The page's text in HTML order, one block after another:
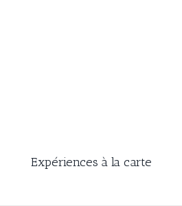
Expériences à la carte